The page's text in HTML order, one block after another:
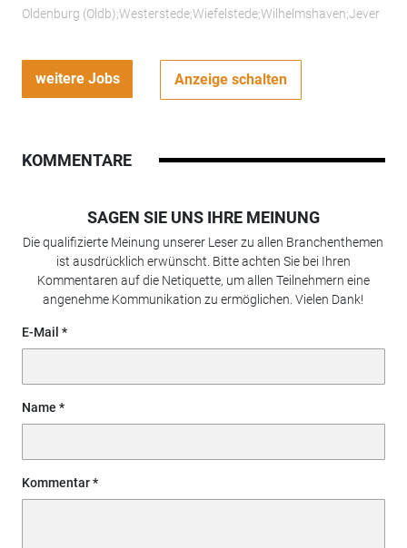
Oldenburg (Oldb);Westerstede;Wiefelstede;Wilhelmshaven;Jever
weitere Jobs Anzeige schalten
KOMMENTARE
SAGEN SIE UNS IHRE MEINUNG
Die qualifizierte Meinung unserer Leser zu allen Branchenthemen
ist ausdrücklich erwünscht. Bitte achten Sie bei Ihren
Kommentaren auf die Netiquette, um allen Teilnehmern eine
angenehme Kommunikation zu ermöglichen. Vielen Dank!
E-Mail
Name
Kommentar